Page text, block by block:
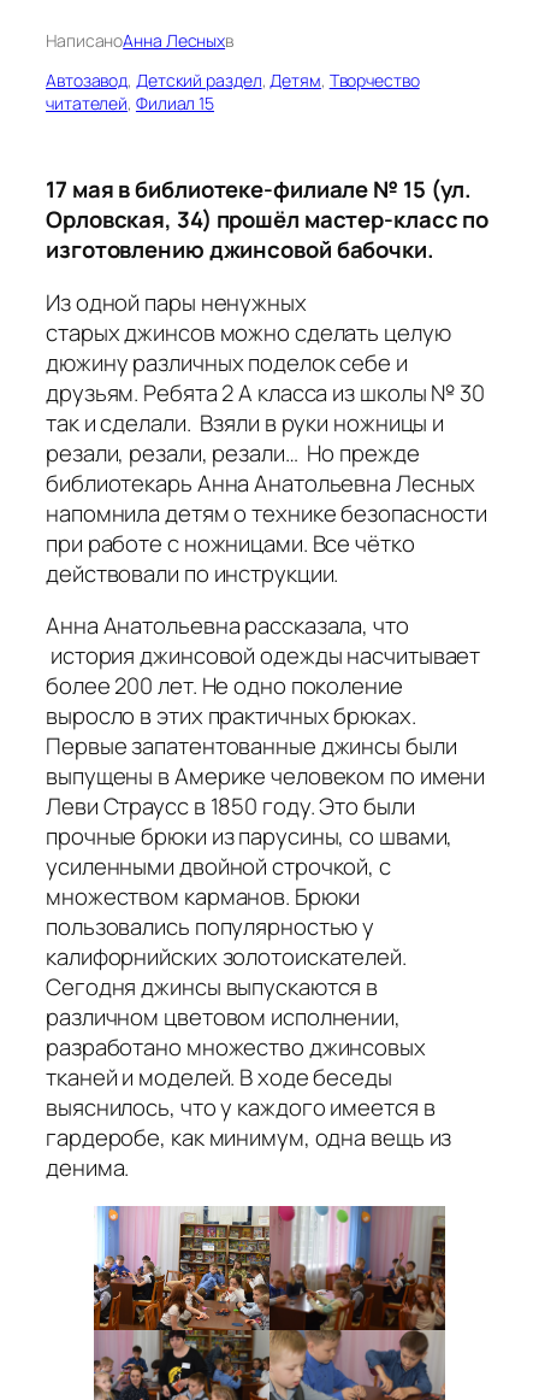
НаписаноАнна Лесныхв
Автозавод, Детский раздел, Детям, Творчество
читателей, Филиал 15
17 мая в библиотеке-филиале № 15 (ул.
Орловская, 34) прошёл мастер-класс по
изготовлению джинсовой бабочки.
Из одной пары ненужных
старых джинсов можно сделать целую
дюжину различных поделок себе и
друзьям. Ребята 2 А класса из школы № 30
так и сделали. Взяли в руки ножницы и
резали, резали, резали… Но прежде
библиотекарь Анна Анатольевна Лесных
напомнила детям о технике безопасности
при работе с ножницами. Все чётко
действовали по инструкции.
Анна Анатольевна рассказала, что
история джинсовой одежды насчитывает
более 200 лет. Не одно поколение
выросло в этих практичных брюках.
Первые запатентованные джинсы были
выпущены в Америке человеком по имени
Леви Страусс в 1850 году. Это были
прочные брюки из парусины, со швами,
усиленными двойной строчкой, с
множеством карманов. Брюки
пользовались популярностью у
калифорнийских золотоискателей.
Сегодня джинсы выпускаются в
различном цветовом исполнении,
разработано множество джинсовых
тканей и моделей. В ходе беседы
выяснилось, что у каждого имеется в
гардеробе, как минимум, одна вещь из
денима.